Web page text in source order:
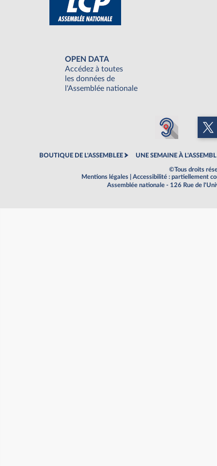
OPEN DATA
Accédez à toutes
les données de
l'Assemblée nationale
BOUTIQUE DE L'ASSEMBLEE UNE SEMAINE À
©Tous droits
Mentions légales
Accessibilité : partiellement
Assemblée nationale - 126 Rue de